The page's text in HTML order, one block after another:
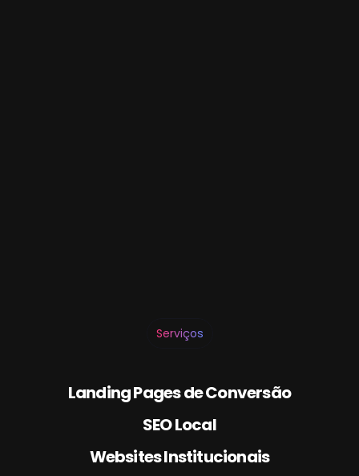
Serviços
Landing Pages de Conversão
SEO Local
Websites Institucionais